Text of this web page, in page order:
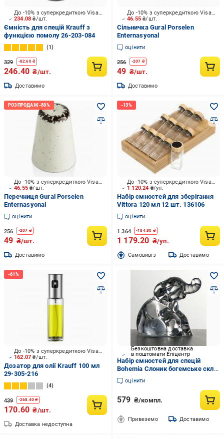
234.08₴/шт.
До -10% з суперкредиткою Visa Вигода
Ємність для спецій Krauff з
функцією помолу 26-203-084
1
329 -82.60₴
246.40 ₴/шт.
Доставимо
46.55₴/шт.
До -10% з суперкредиткою Visa Вигода
Сільничка Gural Porselen
Enternasyonal
оцінити
256 -207 ₴
49 ₴/шт.
Доставимо
46.55₴/шт.
До -10% з суперкредиткою Visa Вигода
Перечниця Gural Porselen
Enternasyonal
оцінити
256 -207 ₴
49 ₴/шт.
Доставимо
1 120.24 ₴/уп.
До -10% з суперкредиткою Visa Вигода
Набір ємностей для зберігання
Vittora 120 мл 12 шт. 136106
оцінити
1 364 -184.80 ₴
1 179.20 ₴/уп.
Cамовивіз Доставимо
162.07₴/шт.
До -10% з суперкредиткою Visa Вигода
Дозатор для олії Krauff 100 мл
29-305-216
4
439 -268.40 ₴
170.60 ₴/шт.
Доставка недоступна
Безкоштовна доставка
в поштомати Епіцентр
Набір ємностей для спецій
Bohemia Слоник богемське скло
2 шт.
оцінити
579 ₴/компл.
Привеземо Доставимо